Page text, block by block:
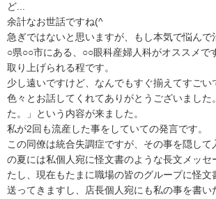
ど...
余計なお世話ですね(^
急ぎではないと思いますが、もし本気で悩んで
○県○○市にある、○○眼科産婦人科がオススメで
取り上げられる程です。
少し遠いですけど、なんでもすぐ揃えてすごい
色々とお話してくれてありがとうございました
た。」という内容が来ました。
私が2回も流産した事をしていての発言です。
この同僚は統合失調症ですが、その事を隠して
の夏には私個人宛に怪文書のような長文メッセ
たし、現在もたまに職場の皆のグループに怪文
送ってきますし、店長個人宛にも私の事を書い